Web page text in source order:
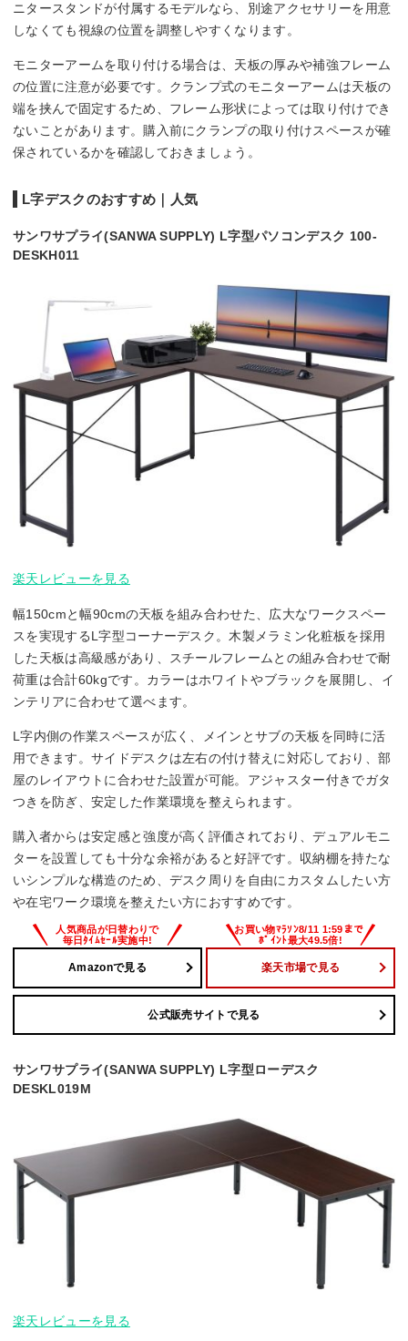
ニタースタンドが付属するモデルなら、別途アクセサリーを用意
しなくても視線の位置を調整しやすくなります。
モニターアームを取り付ける場合は、天板の厚みや補強フレーム
の位置に注意が必要です。クランプ式のモニターアームは天板の
端を挟んで固定するため、フレーム形状によっては取り付けでき
ないことがあります。購入前にクランプの取り付けスペースが確
保されているかを確認しておきましょう。
L字デスクのおすすめ｜人気
サンワサプライ(SANWA SUPPLY) L字型パソコンデスク 100-
DESKH011
楽天レビューを見る
幅150cmと幅90cmの天板を組み合わせた、広大なワークスペー
スを実現するL字型コーナーデスク。木製メラミン化粧板を採用
した天板は高級感があり、スチールフレームとの組み合わせで耐
荷重は合計60kgです。カラーはホワイトやブラックを展開し、イ
ンテリアに合わせて選べます。
L字内側の作業スペースが広く、メインとサブの天板を同時に活
用できます。サイドデスクは左右の付け替えに対応しており、部
屋のレイアウトに合わせた設置が可能。アジャスター付きでガタ
つきを防ぎ、安定した作業環境を整えられます。
購入者からは安定感と強度が高く評価されており、デュアルモニ
ターを設置しても十分な余裕があると好評です。収納棚を持たな
いシンプルな構造のため、デスク周りを自由にカスタムしたい方
や在宅ワーク環境を整えたい方におすすめです。
Amazonで見る 楽天市場で見る
公式販売サイトで見る
サンワサプライ(SANWA SUPPLY) L字型ローデスク
DESKL019M
楽天レビューを見る